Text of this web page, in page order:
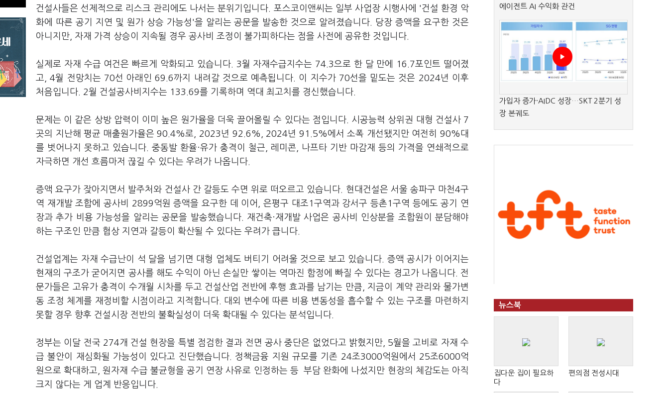
건설사들은 선제적으로 리스크 관리에도 나서는 분위기입니다. 포스코이앤씨는 일부 사업장 시행사에 '건설 환경 악
화에 따른 공기 지연 및 원가 상승 가능성'을 알리는 공문을 발송한 것으로 알려졌습니다. 당장 증액을 요구한 것은
아니지만, 자재 가격 상승이 지속될 경우 공사비 조정이 불가피하다는 점을 사전에 공유한 것입니다.
실제로 자재 수급 여건은 빠르게 악화되고 있습니다. 3월 자재수급지수는 74.3으로 한 달 만에 16.7포인트 떨어졌
고, 4월 전망치는 70선 아래인 69.6까지 내려갈 것으로 예측됩니다. 이 지수가 70선을 밑도는 것은 2024년 이후
처음입니다. 2월 건설공사비지수는 133.69를 기록하며 역대 최고치를 경신했습니다.
문제는 이 같은 상방 압력이 이미 높은 원가율을 더욱 끌어올릴 수 있다는 점입니다. 시공능력 상위권 대형 건설사 7
곳의 지난해 평균 매출원가율은 90.4%로, 2023년 92.6%, 2024년 91.5%에서 소폭 개선됐지만 여전히 90%대
를 벗어나지 못하고 있습니다. 중동발 환율·유가 충격이 철근, 레미콘, 나프타 기반 마감재 등의 가격을 연쇄적으로
자극하면 개선 흐름마저 끊길 수 있다는 우려가 나옵니다.
증액 요구가 잦아지면서 발주처와 건설사 간 갈등도 수면 위로 떠오르고 있습니다. 현대건설은 서울 송파구 마천4구
역 재개발 조합에 공사비 2899억원 증액을 요구한 데 이어, 은평구 대조1구역과 강서구 등촌1구역 등에도 공기 연
장과 추가 비용 가능성을 알리는 공문을 발송했습니다. 재건축·재개발 사업은 공사비 인상분을 조합원이 분담해야
하는 구조인 만큼 협상 지연과 갈등이 확산될 수 있다는 우려가 큽니다.
건설업계는 자재 수급난이 석 달을 넘기면 대형 업체도 버티기 어려울 것으로 보고 있습니다. 증액 공시가 이어지는
현재의 구조가 굳어지면 공사를 해도 수익이 아닌 손실만 쌓이는 역마진 함정에 빠질 수 있다는 경고가 나옵니다. 전
문가들은 고유가 충격이 수개월 시차를 두고 건설산업 전반에 후행 효과를 남기는 만큼, 지금이 계약 관리와 물가변
동 조정 체계를 재정비할 시점이라고 지적합니다. 대외 변수에 따른 비용 변동성을 흡수할 수 있는 구조를 마련하지
못할 경우 향후 건설시장 전반의 불확실성이 더욱 확대될 수 있다는 분석입니다.
정부는 이달 전국 274개 건설 현장을 특별 점검한 결과 전면 공사 중단은 없었다고 밝혔지만, 5월을 고비로 자재 수
급 불안이 재심화될 가능성이 있다고 진단했습니다. 정책금융 지원 규모를 기존 24조3000억원에서 25조6000억
원으로 확대하고, 원자재 수급 불균형을 공기 연장 사유로 인정하는 등 부담 완화에 나섰지만 현장의 체감도는 아직
크지 않다는 게 업계 반응입니다.
에이전트 AI 수익화 관건
가입자 증가·AIDC 성장…SKT 2분기 성
장 본궤도
뉴스북
집다운 집이 필요하
다
편의점 전성시대